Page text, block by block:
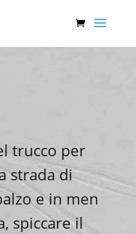
trucco per
strada di
e in men
spiccare il